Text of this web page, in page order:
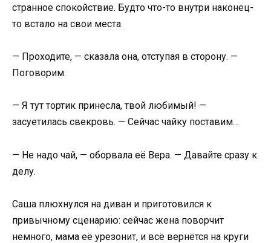
странное спокойствие. Будто что-то внутри наконец-
то встало на свои места.
— Проходите, — сказала она, отступая в сторону. —
Поговорим.
— Я тут тортик принесла, твой любимый! —
засуетилась свекровь. — Сейчас чайку поставим…
— Не надо чай, — оборвала её Вера. — Давайте сразу к
делу.
Саша плюхнулся на диван и приготовился к
привычному сценарию: сейчас жена поворчит
немного, мама её урезонит, и всё вернётся на круги